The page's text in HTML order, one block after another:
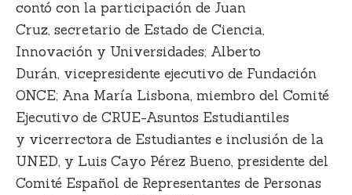
contó con la participación de Juan
Cruz, secretario de Estado de Ciencia,
Innovación y Universidades; Alberto
Durán, vicepresidente ejecutivo de Fundación
ONCE; Ana María Lisbona, miembro del Comité
Ejecutivo de CRUE-Asuntos Estudiantiles
y vicerrectora de Estudiantes e inclusión de la
UNED, y Luis Cayo Pérez Bueno, presidente del
Comité Español de Representantes de Personas